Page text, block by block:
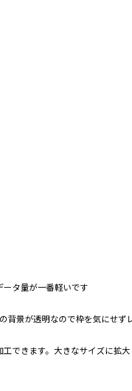
タ量が一番軽いです
背景が透明なので枠を気にせず
できます。大きなサイズに拡